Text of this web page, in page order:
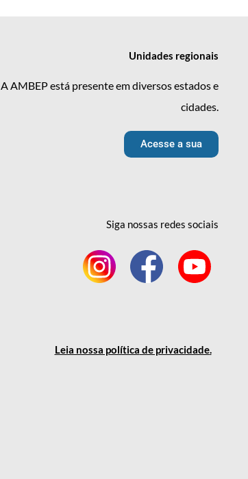
Unidades regionais
A AMBEP está presente em diversos estados e
cidades.
Acesse a sua
Siga nossas redes sociais
Leia nossa política de privacidade.